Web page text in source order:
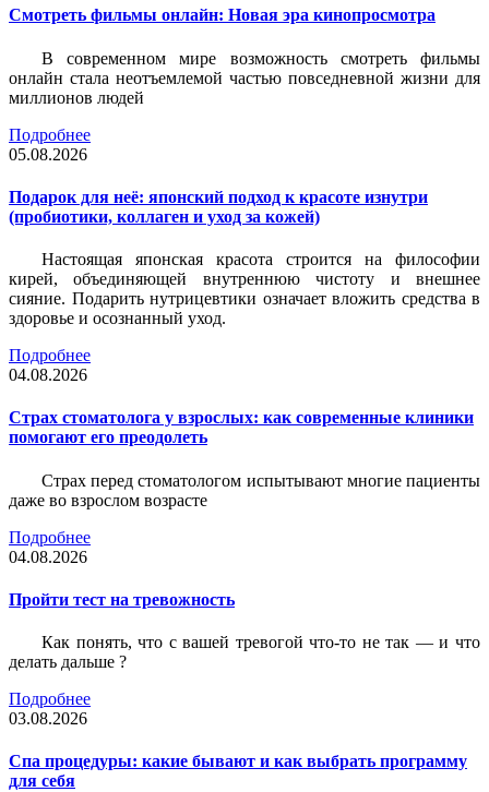
Смотреть фильмы онлайн: Новая эра кинопросмотра
В современном мире возможность смотреть фильмы
онлайн стала неотъемлемой частью повседневной жизни для
миллионов людей
Подробнее
05.08.2026
Подарок для неё: японский подход к красоте изнутри
(пробиотики, коллаген и уход за кожей)
Настоящая японская красота строится на философии
кирей, объединяющей внутреннюю чистоту и внешнее
сияние. Подарить нутрицевтики означает вложить средства в
здоровье и осознанный уход.
Подробнее
04.08.2026
Страх стоматолога у взрослых: как современные клиники
помогают его преодолеть
Страх перед стоматологом испытывают многие пациенты
даже во взрослом возрасте
Подробнее
04.08.2026
Пройти тест на тревожность
Как понять, что с вашей тревогой что-то не так — и что
делать дальше ?
Подробнее
03.08.2026
Спа процедуры: какие бывают и как выбрать программу
для себя